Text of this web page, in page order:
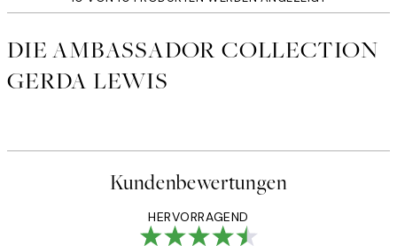
DIE AMBASSADOR COLLECTION
GERDA LEWIS
Kundenbewertungen
HERVORRAGEND